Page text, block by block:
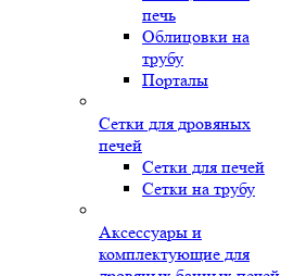
печь
Облицовки на
трубу
Порталы
Сетки для дровяных
печей
Сетки для печей
Сетки на трубу
Аксессуары и
комплектующие для